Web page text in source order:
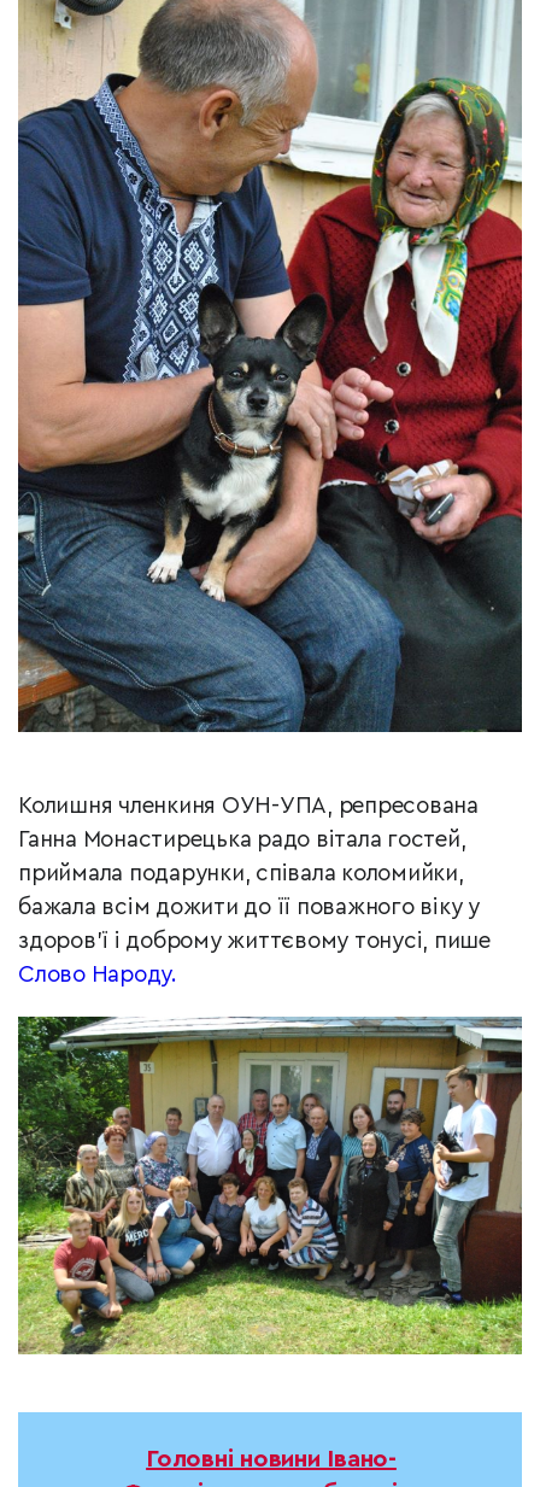
Колишня членкиня ОУН-УПА, репресована
Ганна Монастирецька радо вітала гостей,
приймала подарунки, співала коломийки,
бажала всім дожити до її поважного віку у
здоров’ї і доброму життєвому тонусі, пише
Слово Народу.
Головні новини Івано-